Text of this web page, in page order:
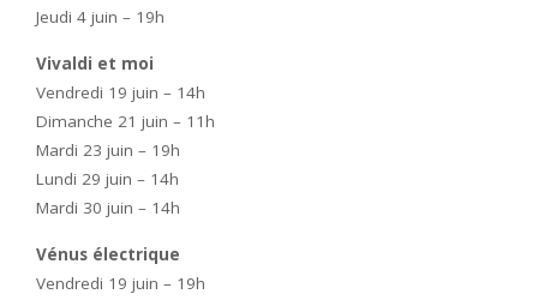
Jeudi 4 juin – 19h
Vivaldi et moi
Vendredi 19 juin – 14h
Dimanche 21 juin – 11h
Mardi 23 juin – 19h
Lundi 29 juin – 14h
Mardi 30 juin – 14h
Vénus électrique
Vendredi 19 juin – 19h